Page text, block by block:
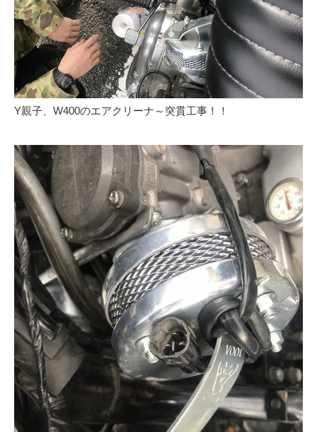
Y親子、W400のエアクリーナ～突貫工事！！